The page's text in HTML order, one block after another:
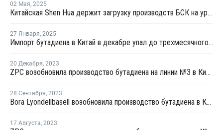
02 Мая, 2025
Китайская Shen Hua держит загрузку производств БСК на уровне 80%
27 Января, 2025
Импорт бутадиена в Китай в декабре упал до трехмесячного минимума
20 Декабря, 2023
ZPC возобновила производство бутадиена на линии №3 в Китае
28 Сентября, 2023
Bora Lyondellbasell возобновила производство бутадиена в Китае после ремонта
17 Августа, 2023